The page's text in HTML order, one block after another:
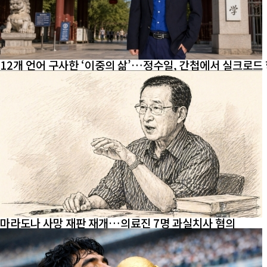
12개 언어 구사한 ‘이중의 삶’…정수일, 간첩에서 실크로드
마라도나 사망 재판 재개…의료진 7명 과실치사 혐의